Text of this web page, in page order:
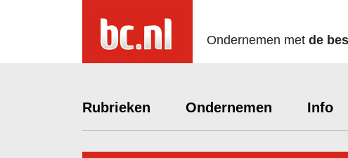
Ondernemen met de
Rubrieken Ondernemen Info